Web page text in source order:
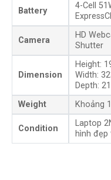
Battery
4-Cell
Camera
HD
Shutter
Dimension
Height:
Width:
Depth:
Weight
Khoảng
Condition
Laptop
hình đẹp